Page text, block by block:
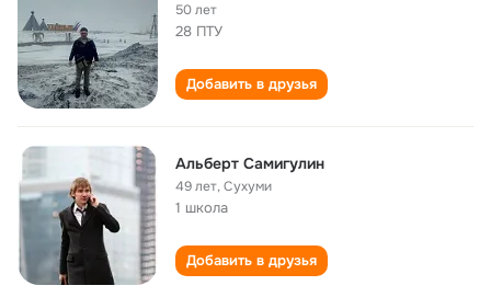
50 лет
28 ПТУ
Добавить в друзья
Альберт Самигулин
49 лет,Сухуми
1 школа
Добавить в друзья